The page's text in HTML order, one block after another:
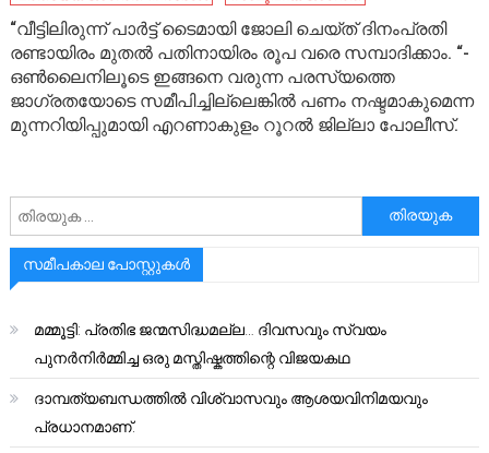
“വീട്ടിലിരുന്ന് പാർട്ട് ടൈമായി ജോലി ചെയ്ത് ദിനംപ്രതി
രണ്ടായിരം മുതൽ പതിനായിരം രൂപ വരെ സമ്പാദിക്കാം. “-
ഒൺലൈനിലൂടെ ഇങ്ങനെ വരുന്ന പരസ്യത്തെ
ജാഗ്രതയോടെ സമീപിച്ചില്ലെങ്കിൽ പണം നഷ്ടമാകുമെന്ന
മുന്നറിയിപ്പുമായി എറണാകുളം റൂറൽ ജില്ലാ പോലീസ്.
അനേഷിക്കുക
സമീപകാല പോസ്റ്റുകൾ
മമ്മൂട്ടി: പ്രതിഭ ജന്മസിദ്ധമല്ല… ദിവസവും സ്വയം
പുനർനിർമ്മിച്ച ഒരു മസ്തിഷ്കത്തിന്റെ വിജയകഥ
ദാമ്പത്യബന്ധത്തിൽ വിശ്വാസവും ആശയവിനിമയവും
പ്രധാനമാണ്.